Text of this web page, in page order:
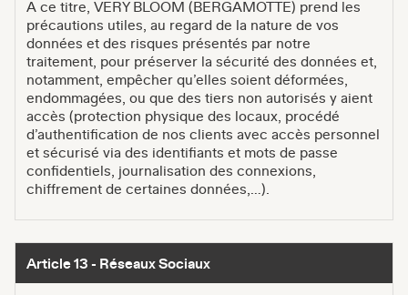
A ce titre, VERY BLOOM (BERGAMOTTE) prend les
précautions utiles, au regard de la nature de vos
données et des risques présentés par notre
traitement, pour préserver la sécurité des données et,
notamment, empêcher qu’elles soient déformées,
endommagées, ou que des tiers non autorisés y aient
accès (protection physique des locaux, procédé
d’authentification de nos clients avec accès personnel
et sécurisé via des identifiants et mots de passe
confidentiels, journalisation des connexions,
chiffrement de certaines données,…).
Article 13 - Réseaux Sociaux